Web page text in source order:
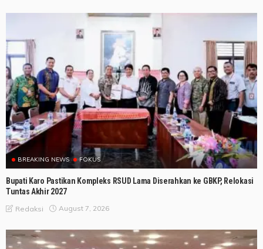
BREAKING NEWS FOKUS
Bupati Karo Pastikan Kompleks RSUD Lama Diserahkan ke GBKP, Relokasi
Tuntas Akhir 2027
Redaksi August 7, 2026